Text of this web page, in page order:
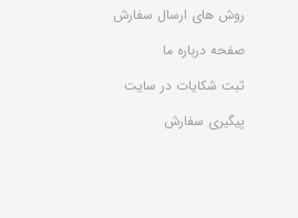
روش های ارسال سفارش
صفحه درباره ما
ثبت شکایات در سایت
پیگیری سفارش